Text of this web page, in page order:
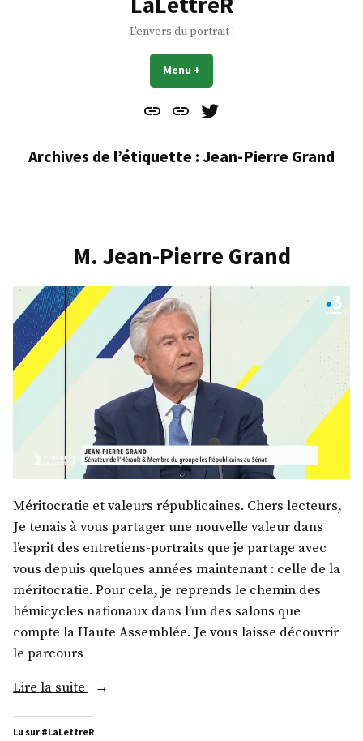
L'envers du portrait !
Menu +
Contact
À
Mes
Archives de l’étiquette : Jean-Pierre Grand
M. Jean-Pierre Grand
Méritocratie et valeurs républicaines. Chers lecteurs,
Je tenais à vous partager une nouvelle valeur dans
l’esprit des entretiens-portraits que je partage avec
vous depuis quelques années maintenant : celle de la
méritocratie. Pour cela, je reprends le chemin des
hémicycles nationaux dans l’un des salons que
compte la Haute Assemblée. Je vous laisse découvrir
le parcours
Lire la suite
« M.
Pierre
Lu sur #LaLettreR